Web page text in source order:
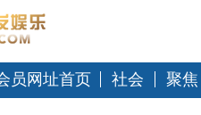
员网址首页 社会 聚焦